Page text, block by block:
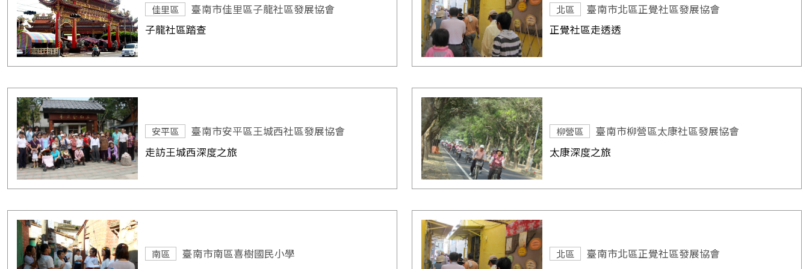
佳里區
臺南市佳里區子龍社區發展協會
子龍社區踏查
北區
臺南市北區正覺社區發展協會
正覺社區走透透
安平區
臺南市安平區王城西社區發展協會
走訪王城西深度之旅
柳營區
臺南市柳營區太康社區發展協會
太康深度之旅
南區
臺南市南區喜樹國民小學
北區
臺南市北區正覺社區發展協會